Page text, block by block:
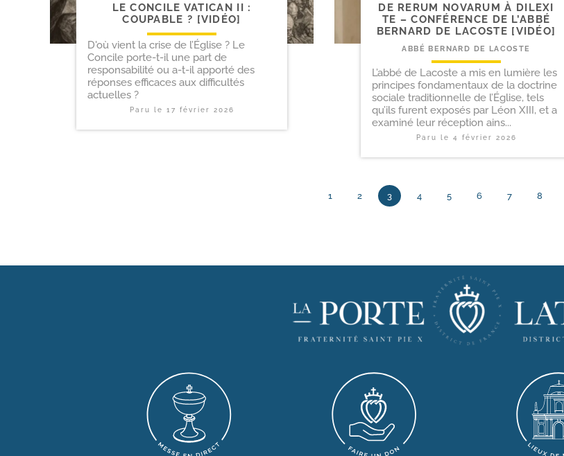
LE CONCILE VATICAN II :
COUPABLE ? [VIDÉO]
D'où vient la crise de l’Église ? Le
Concile porte-t-il une part de
responsabilité ou a-t-il apporté des
réponses efficaces aux difficultés
actuelles ?
Paru le 17 février 2026
DE RERUM NOVARUM À DILEXI
TE – CONFÉRENCE DE L’ABBÉ
BERNARD DE LACOSTE [VIDÉO]
ABBÉ BERNARD DE LACOSTE
L’abbé de Lacoste a mis en lumière les
principes fondamentaux de la doctrine
sociale traditionnelle de l’Église, tels
qu’ils furent exposés par Léon XIII, et a
examiné leur réception ains...
Paru le 4 février 2026
1 2 3 4 5 6 7 8